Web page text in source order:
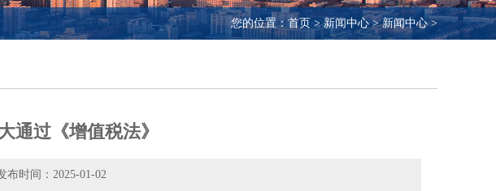
您的位置：首页 > 新闻中心 > 新闻中心 >
通过《增值税法》
布时间：2025-01-02